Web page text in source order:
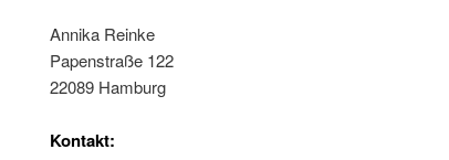
Annika Reinke
Papenstraße 122
22089 Hamburg
Kontakt: